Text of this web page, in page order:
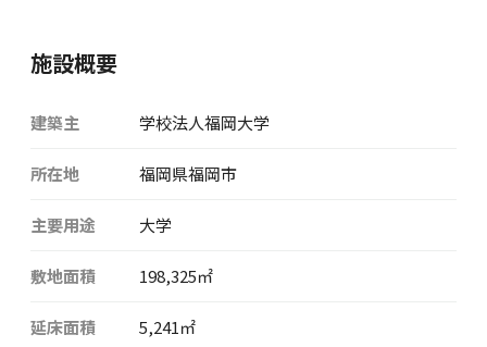
施設概要
建築主 学校法人福岡大学
所在地 福岡県福岡市
主要用途 大学
敷地面積 198,325㎡
延床面積 5,241㎡